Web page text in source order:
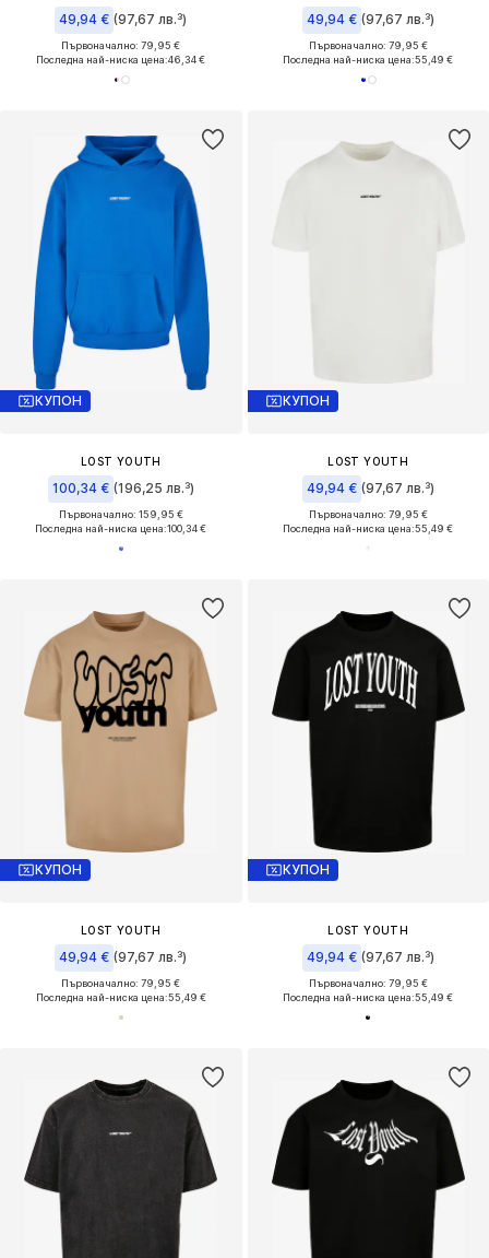
49,94 € (97,67 лв.³)
Първоначално: 79,95 €
Последна най-ниска цена:46,34 €
49,94 € (97,67 лв.³)
Първоначално: 79,95 €
Последна най-ниска цена:55,49 €
КУПОН
LOST YOUTH
100,34 € (196,25 лв.³)
Първоначално: 159,95 €
Последна най-ниска цена:100,34 €
КУПОН
LOST YOUTH
49,94 € (97,67 лв.³)
Първоначално: 79,95 €
Последна най-ниска цена:55,49 €
КУПОН
LOST YOUTH
49,94 € (97,67 лв.³)
Първоначално: 79,95 €
Последна най-ниска цена:55,49 €
КУПОН
LOST YOUTH
49,94 € (97,67 лв.³)
Първоначално: 79,95 €
Последна най-ниска цена:55,49 €